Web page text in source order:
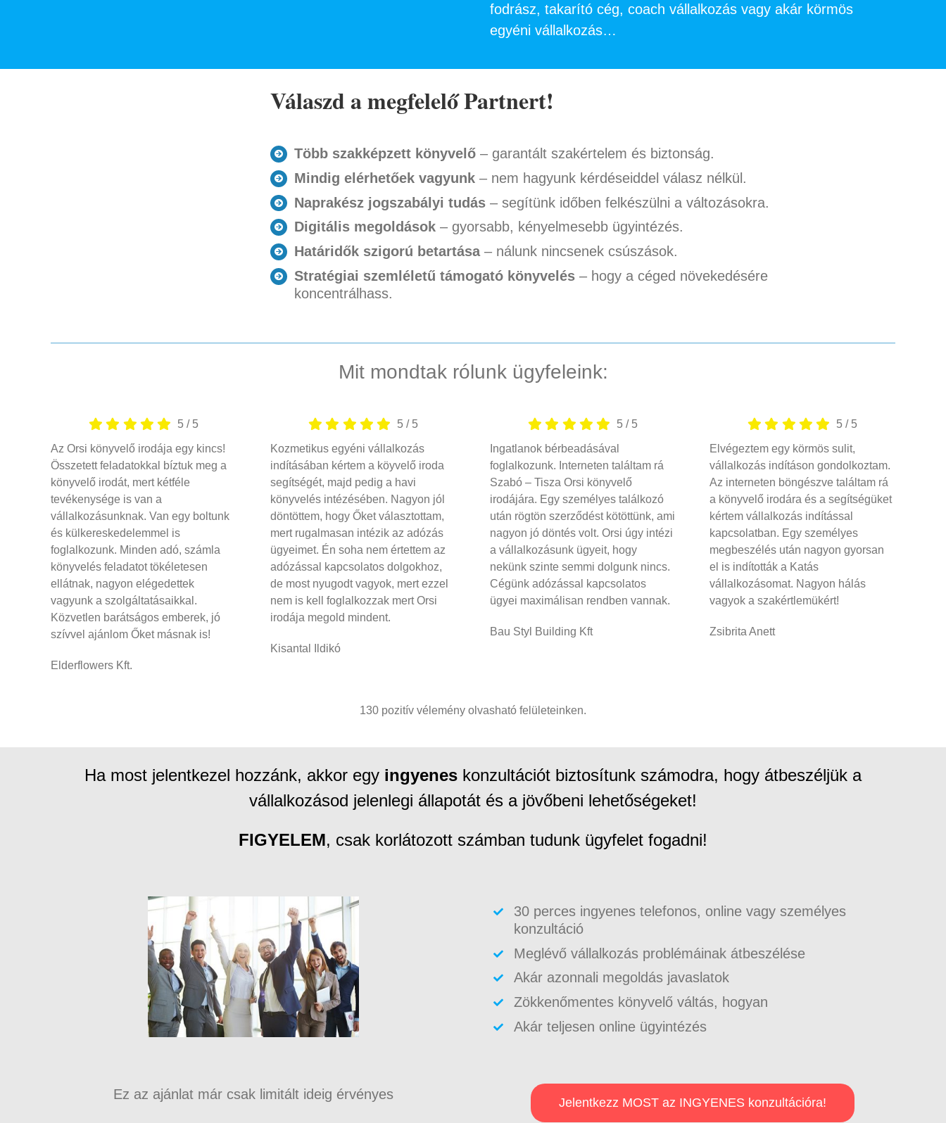
fodrász, takarító cég, coach vállalkozás vagy akár körmös
egyéni vállalkozás…
Válaszd a megfelelő Partnert!
Több szakképzett könyvelő– garantált szakértelem és biztonság.
Mindig elérhetőek vagyunk– nem hagyunk kérdéseiddel válasz nélkül.
Naprakész jogszabályi tudás– segítünk időben felkészülni a változásokra.
Digitális megoldások– gyorsabb, kényelmesebb ügyintézés.
Határidők szigorú betartása– nálunk nincsenek csúszások.
Stratégiai szemléletű támogató könyvelés – hogy a céged növekedésére
koncentrálhass.
Mit mondtak rólunk ügyfeleink:
5 / 5
Az Orsi könyvelő irodája egy kincs!
Összetett feladatokkal bíztuk meg a
könyvelő irodát, mert kétféle
tevékenysége is van a
vállalkozásunknak. Van egy boltunk
és külkereskedelemmel is
foglalkozunk. Minden adó, számla
könyvelés feladatot tökéletesen
ellátnak, nagyon elégedettek
vagyunk a szolgáltatásaikkal.
Közvetlen barátságos emberek, jó
szívvel ajánlom Őket másnak is!
Elderflowers Kft.
5 / 5
Kozmetikus egyéni vállalkozás
indításában kértem a köyvelő iroda
segítségét, majd pedig a havi
könyvelés intézésében. Nagyon jól
döntöttem, hogy Őket választottam,
mert rugalmasan intézik az adózás
ügyeimet. Én soha nem értettem az
adózással kapcsolatos dolgokhoz,
de most nyugodt vagyok, mert ezzel
nem is kell foglalkozzak mert Orsi
irodája megold mindent.
Kisantal Ildikó
5 / 5
Ingatlanok bérbeadásával
foglalkozunk. Interneten találtam rá
Szabó – Tisza Orsi könyvelő
irodájára. Egy személyes találkozó
után rögtön szerződést kötöttünk, ami
nagyon jó döntés volt. Orsi úgy intézi
a vállalkozásunk ügyeit, hogy
nekünk szinte semmi dolgunk nincs.
Cégünk adózással kapcsolatos
ügyei maximálisan rendben vannak.
Bau Styl Building Kft
5 / 5
Elvégeztem egy körmös sulit,
vállalkozás indításon gondolkoztam.
Az interneten böngészve találtam rá
a könyvelő irodára és a segítségüket
kértem vállalkozás indítással
kapcsolatban. Egy személyes
megbeszélés után nagyon gyorsan
el is indították a Katás
vállalkozásomat. Nagyon hálás
vagyok a szakértlemükért!
Zsibrita Anett
130 pozitív vélemény olvasható felületeinken.
Ha most jelentkezel hozzánk, akkor egy ingyenes konzultációt biztosítunk számodra, hogy átbeszéljük a
vállalkozásod jelenlegi állapotát és a jövőbeni lehetőségeket!
FIGYELEM, csak korlátozott számban tudunk ügyfelet fogadni!
30 perces ingyenes telefonos, online vagy személyes
konzultáció
Meglévő vállalkozás problémáinak átbeszélése
Akár azonnali megoldás javaslatok
Zökkenőmentes könyvelő váltás, hogyan
Akár teljesen online ügyintézés
Ez az ajánlat már csak limitált ideig érvényes
Jelentkezz MOST az INGYENES konzultációra!